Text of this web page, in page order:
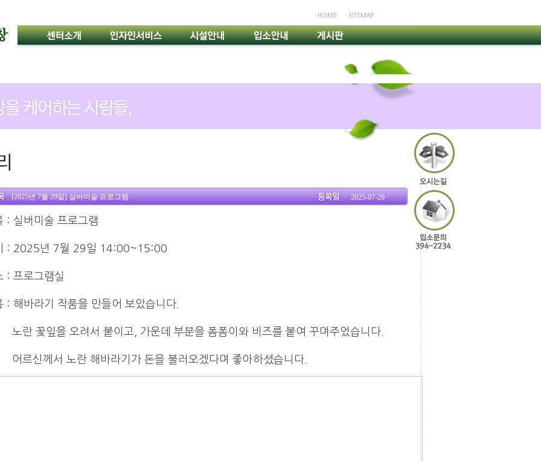
ㆍHOME ㆍSITEMAP
[2025년 7월 29일] 실버미술 프로그램 2025-07-29
: 실버미술 프로그램
: 2025년 7월 29일 14:00~15:00
: 프로그램실
: 해바라기 작품을 만들어 보았습니다.
잎을 오려서 붙이고, 가운데 부분을 폼폼이와 비즈를 붙여 꾸며주었습니다.
께서 노란 해바라기가 돈을 불러오겠다며 좋아하셨습니다.